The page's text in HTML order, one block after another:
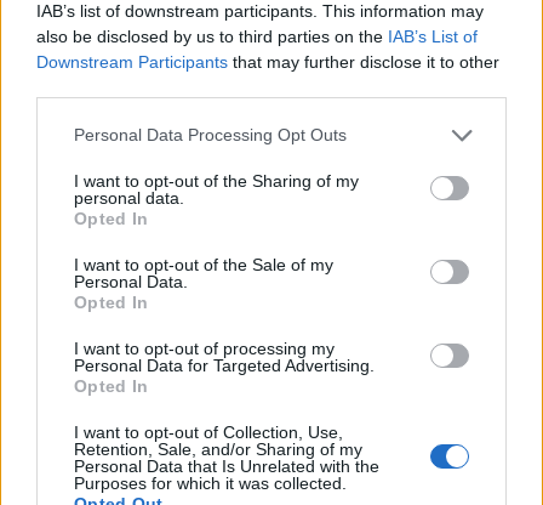
IAB’s list of downstream participants. This information may
also be disclosed by us to third parties on the IAB’s List of
Downstream Participants that may further disclose it to other
Personal Data Processing Opt Outs
I want to opt-out of the Sharing of my
personal data.
Opted In
I want to opt-out of the Sale of my
Personal Data.
Opted In
I want to opt-out of processing my
Personal Data for Targeted Advertising.
Opted In
I want to opt-out of Collection, Use,
Retention, Sale, and/or Sharing of my
Personal Data that Is Unrelated with the
Purposes for which it was collected.
απαιτήσεων (ABS) που να πληρούν τους κανόνες
αποδοχής της ΕΚΤ, να δοθούν ως εγγυήσεις στην
υπό της ευλογίες του Ντράγκι.
Τέλος, η συγκυβέρνηση όφειλε να ζητήσει την
Κεντρικών Τραπεζών των κρατών μελών της
Ευρωζώνης επί των Ελληνικών ομολόγων (SMP’s
and ANFA’s) εδώ και τώρα. Μέχρι στιγμής
εκκρεμεί η επιστροφή στην Πατρίδα μας των
του 2015 (ύψους 1,5 δις ευρώ), ενώ για το 2016
το ποσό επιστροφής των κερδών υπολογίζεται